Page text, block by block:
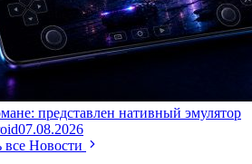
представлен нативный эмулятор
07.08.2026
все Новости